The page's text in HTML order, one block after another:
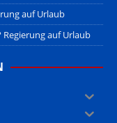
auf Urlaub
auf Urlaub